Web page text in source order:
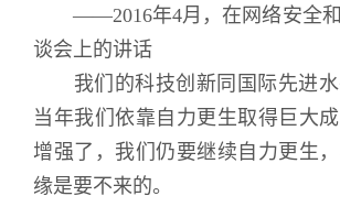
——2016年4月，在网络安全和
谈会上的讲话
我们的科技创新同国际先进水
当年我们依靠自力更生取得巨大
增强了，我们仍要继续自力更生
缘是要不来的。